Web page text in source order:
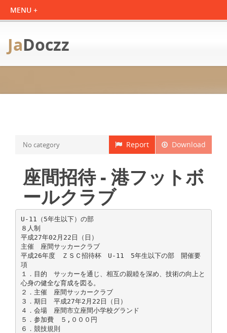
JaDoczz
Download
Report
No category
座間招待 - 港フットボ
ールクラブ
U-11（5年生以下）の部
８人制
平成27年02月22日（日）
主催 座間サッカークラブ
平成26年度 ＺＳＣ招待杯 U-11 5年生以下の部 開催要
項
１．目的 サッカーを通じ、相互の親睦を深め、技術の向上と
心身の健全な育成を図る。
２．主催 座間サッカークラブ
３．期日 平成27年2月22日（日）
４．会場 座間市立座間小学校グランド
５．参加費 ５,０００円
６．競技規則